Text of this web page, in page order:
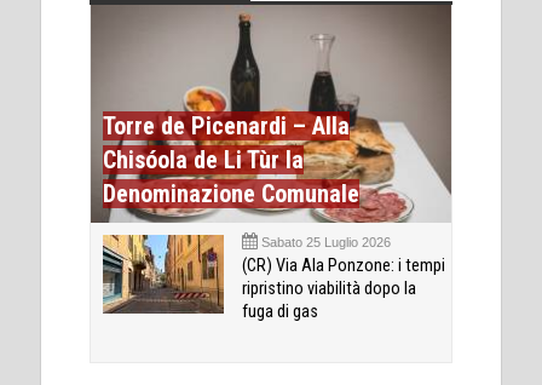
Torre de Picenardi – Alla
Chisóola de Li Tùr la
Denominazione Comunale
Sabato 25 Luglio 2026
(CR) Via Ala Ponzone: i tempi
ripristino viabilità dopo la
fuga di gas